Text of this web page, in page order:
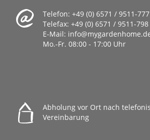
Telefon: +49 (0) 6571 / 9511-777
Telefax: +49 (0) 6571 / 9511-798
E-Mail:
Mo.-Fr. 08:00 - 17:00 Uhr
Abholung vor Ort nach
Vereinbarung